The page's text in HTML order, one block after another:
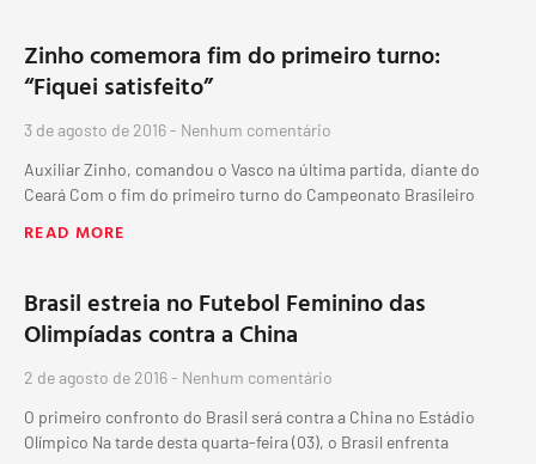
Zinho comemora fim do primeiro turno:
“Fiquei satisfeito”
3 de agosto de 2016
Nenhum comentário
Auxiliar Zinho, comandou o Vasco na última partida, diante do
Ceará Com o fim do primeiro turno do Campeonato Brasileiro
READ MORE
Brasil estreia no Futebol Feminino das
Olimpíadas contra a China
2 de agosto de 2016
Nenhum comentário
O primeiro confronto do Brasil será contra a China no Estádio
Olímpico Na tarde desta quarta-feira (03), o Brasil enfrenta